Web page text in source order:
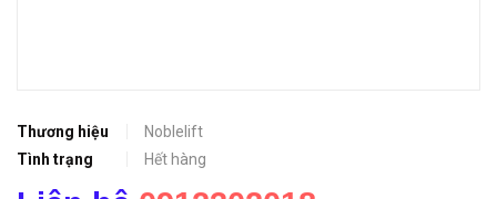
Thương hiệu
Noblelift
Tình trạng
Hết hàng